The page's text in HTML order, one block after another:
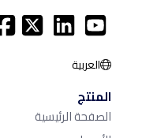
العربية
المنتج
الصفحة الرئيسية